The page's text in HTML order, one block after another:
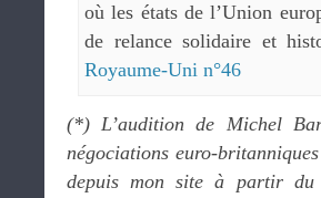
où les états de l’Union
de relance solidaire et
Royaume-Uni n°46
(*) L’audition de Michel
négociations euro-
depuis mon site à partir